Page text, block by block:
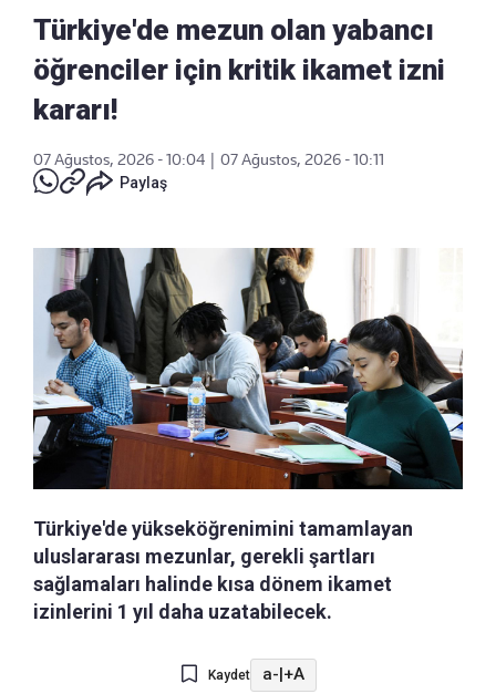
Türkiye'de mezun olan yabancı
öğrenciler için kritik ikamet izni
kararı!
07 Ağustos, 2026 - 10:04
07 Ağustos, 2026 - 10:11
Paylaş
Türkiye'de yükseköğrenimini tamamlayan
uluslararası mezunlar, gerekli şartları
sağlamaları halinde kısa dönem ikamet
izinlerini 1 yıl daha uzatabilecek.
Kaydet a- +A